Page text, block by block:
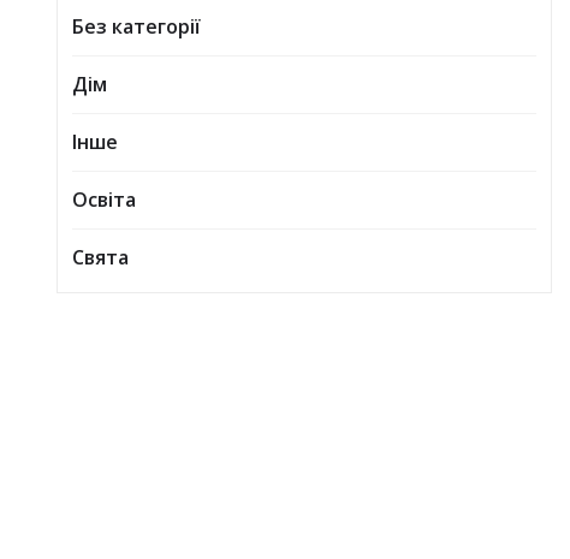
Без категорії
Дім
Інше
Освіта
Свята